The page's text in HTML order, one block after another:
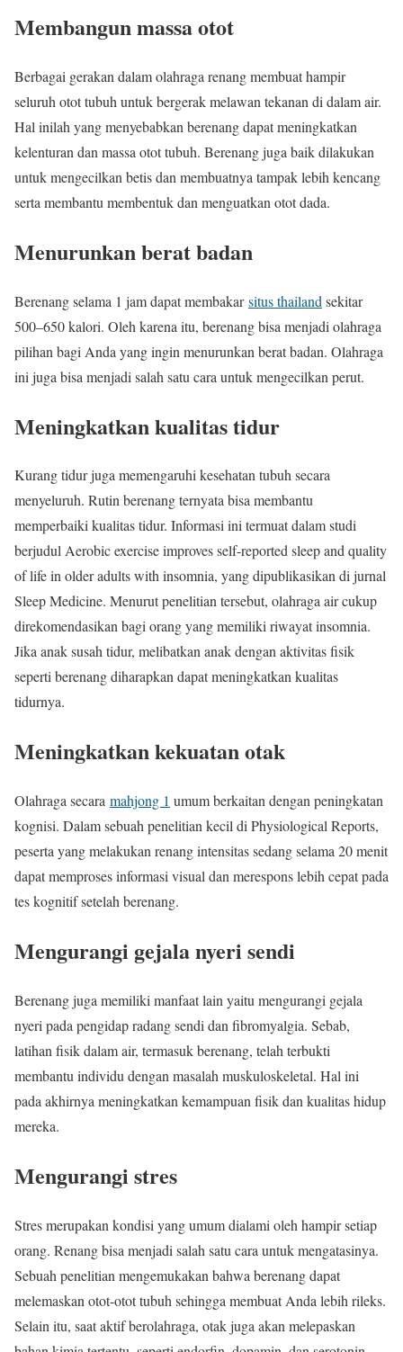
Membangun massa otot
Berbagai gerakan dalam olahraga renang membuat hampir
seluruh otot tubuh untuk bergerak melawan tekanan di dalam air.
Hal inilah yang menyebabkan berenang dapat meningkatkan
kelenturan dan massa otot tubuh. Berenang juga baik dilakukan
untuk mengecilkan betis dan membuatnya tampak lebih kencang
serta membantu membentuk dan menguatkan otot dada.
Menurunkan berat badan
Berenang selama 1 jam dapat membakarsitus thailand sekitar
500–650 kalori. Oleh karena itu, berenang bisa menjadi olahraga
pilihan bagi Anda yang ingin menurunkan berat badan. Olahraga
ini juga bisa menjadi salah satu cara untuk mengecilkan perut.
Meningkatkan kualitas tidur
Kurang tidur juga memengaruhi kesehatan tubuh secara
menyeluruh. Rutin berenang ternyata bisa membantu
memperbaiki kualitas tidur. Informasi ini termuat dalam studi
berjudul Aerobic exercise improves self-reported sleep and quality
of life in older adults with insomnia, yang dipublikasikan di jurnal
Sleep Medicine. Menurut penelitian tersebut, olahraga air cukup
direkomendasikan bagi orang yang memiliki riwayat insomnia.
Jika anak susah tidur, melibatkan anak dengan aktivitas fisik
seperti berenang diharapkan dapat meningkatkan kualitas
tidurnya.
Meningkatkan kekuatan otak
Olahraga secara mahjong 1 umum berkaitan dengan peningkatan
kognisi. Dalam sebuah penelitian kecil di Physiological Reports,
peserta yang melakukan renang intensitas sedang selama 20 menit
dapat memproses informasi visual dan merespons lebih cepat pada
tes kognitif setelah berenang.
Mengurangi gejala nyeri sendi
Berenang juga memiliki manfaat lain yaitu mengurangi gejala
nyeri pada pengidap radang sendi dan fibromyalgia. Sebab,
latihan fisik dalam air, termasuk berenang, telah terbukti
membantu individu dengan masalah muskuloskeletal. Hal ini
pada akhirnya meningkatkan kemampuan fisik dan kualitas hidup
mereka.
Mengurangi stres
Stres merupakan kondisi yang umum dialami oleh hampir setiap
orang. Renang bisa menjadi salah satu cara untuk mengatasinya.
Sebuah penelitian mengemukakan bahwa berenang dapat
melemaskan otot-otot tubuh sehingga membuat Anda lebih rileks.
Selain itu, saat aktif berolahraga, otak juga akan melepaskan